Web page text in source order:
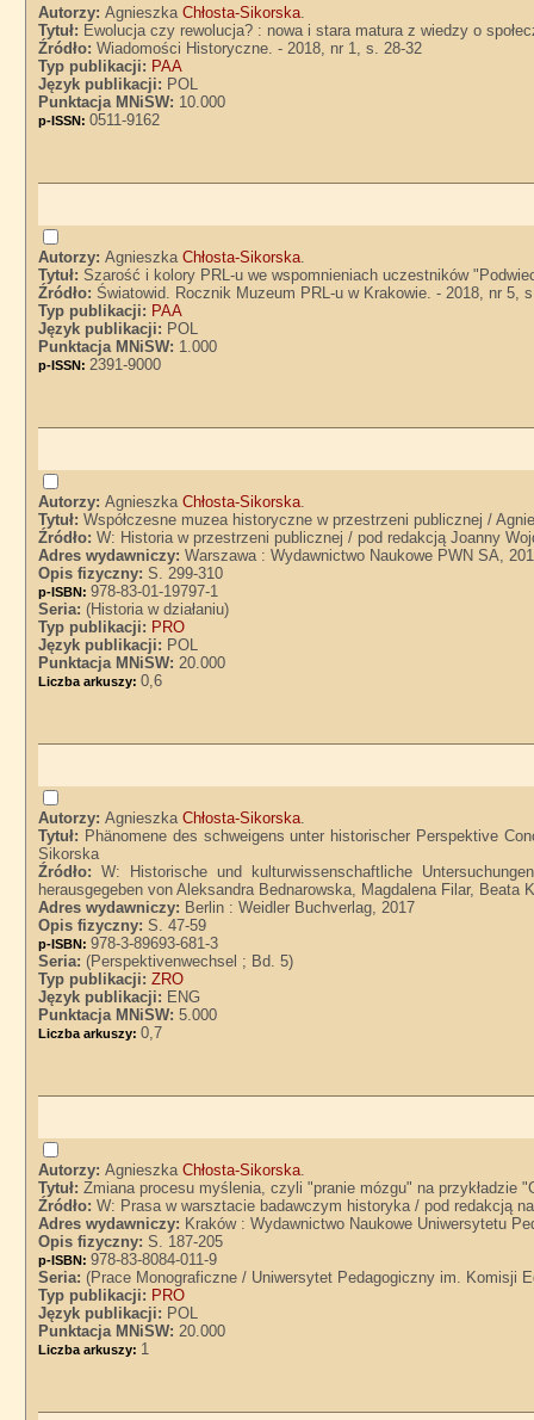
Autorzy:AgnieszkaChłosta-Sikorska.
Tytuł: Ewolucja czy rewolucja? : nowa i stara matura z wiedzy o
Źródło:Wiadomości Historyczne. - 2018, nr 1, s. 28-32
Typ publikacji: PAA
Język publikacji: POL
Punktacja MNiSW: 10.000
p-ISSN:0511-9162
Autorzy:AgnieszkaChłosta-Sikorska.
Tytuł:Szarość i kolory PRL-u we wspomnieniach uczestników
Źródło:Światowid. Rocznik Muzeum PRL-u w Krakowie. - 2018, nr 5,
Typ publikacji: PAA
Język publikacji: POL
Punktacja MNiSW: 1.000
p-ISSN: 2391-9000
Autorzy:AgnieszkaChłosta-Sikorska.
Tytuł:Współczesne muzea historyczne w przestrzeni publicznej /
Źródło:W: Historia w przestrzeni publicznej / pod redakcją Joanny
Adres wydawniczy:Warszawa : Wydawnictwo Naukowe PWN SA,
Opis fizyczny:S. 299-310
p-ISBN:978-83-01-19797-1
Seria:(Historia w działaniu)
Typ publikacji: PRO
Język publikacji: POL
Punktacja MNiSW:20.000
Liczba arkuszy:0,6
Autorzy:AgnieszkaChłosta-Sikorska.
Tytuł: Phänomene des schweigens unter historischer Perspektive
Sikorska
Źródło:W: Historische und kulturwissenschaftliche
herausgegeben von Aleksandra Bednarowska, Magdalena Filar, Beata
Adres wydawniczy: Berlin : Weidler Buchverlag, 2017
Opis fizyczny:S. 47-59
p-ISBN:978-3-89693-681-3
Seria:(Perspektivenwechsel ; Bd. 5)
Typ publikacji:ZRO
Język publikacji: ENG
Punktacja MNiSW:5.000
Liczba arkuszy:0,7
Autorzy:AgnieszkaChłosta-Sikorska.
Tytuł:Zmiana procesu myślenia, czyli "pranie mózgu" na przykładzie
Źródło:W: Prasa w warsztacie badawczym historyka / pod redakcją
Adres wydawniczy: Kraków : Wydawnictwo Naukowe Uniwersytetu
Opis fizyczny:S. 187-205
p-ISBN:978-83-8084-011-9
Seria:(Prace Monograficzne / Uniwersytet Pedagogiczny im. Komisji
Typ publikacji: PRO
Język publikacji: POL
Punktacja MNiSW:20.000
Liczba arkuszy: 1